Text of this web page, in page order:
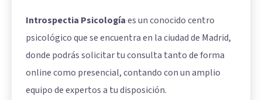
Introspectia Psicologíaes un conocido centro
psicológico que se encuentra en la ciudad de Madrid,
donde podrás solicitar tu consulta tanto de forma
online como presencial, contando con un amplio
equipo de expertos a tu disposición.